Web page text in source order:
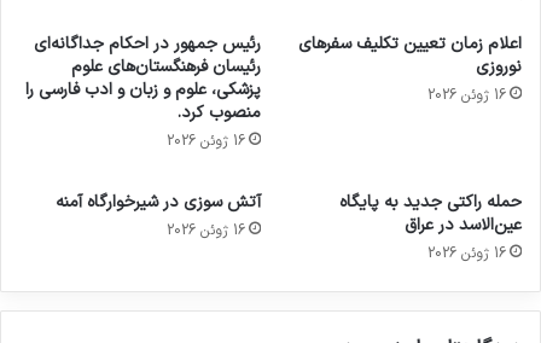
اعلام زمان تعیین تکلیف سفرهای
نوروزی
16 ژوئن 2026
رئیس جمهور در احکام جداگانه‌ای
رئیسان فرهنگستان‌های علوم
پزشکی، علوم و زبان و ادب فارسی را
منصوب کرد.
16 ژوئن 2026
حمله راکتی جدید به پایگاه
عین‌الاسد در عراق
16 ژوئن 2026
آتش سوزی در شیرخوارگاه آمنه
16 ژوئن 2026